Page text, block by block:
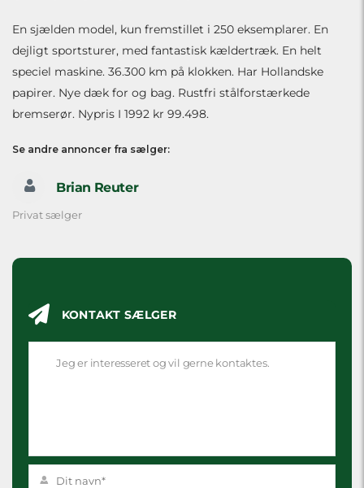
En sjælden model, kun fremstillet i 250 eksemplarer. En
dejligt sportsturer, med fantastisk kældertræk. En helt
speciel maskine. 36.300 km på klokken. Har Hollandske
papirer. Nye dæk for og bag. Rustfri stålforstærkede
bremserør. Nypris I 1992 kr 99.498.
Se andre annoncer fra sælger:
Brian Reuter
Privat sælger
KONTAKT SÆLGER